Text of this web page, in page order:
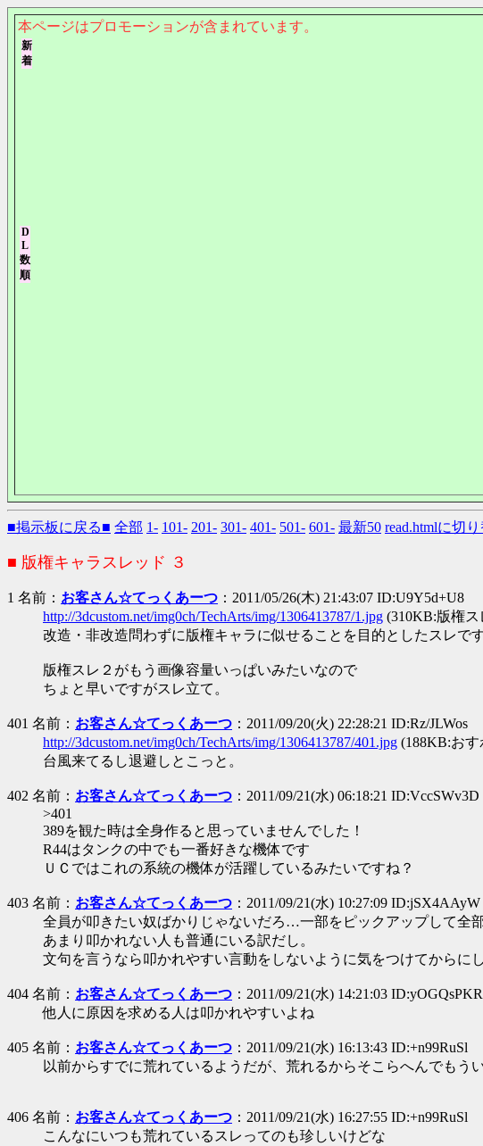
本ページはプロモーションが含まれています。
■掲示板に戻る■ 全部 1- 101- 201- 301- 401- 501- 601- 最新50 read.htmlに切
■ 版権キャラスレッド ３
1 名前： お客さん☆てっくあーつ ：2011/05/26(木) 21:43:07 ID:U9Y5d+U8
http://3dcustom.net/img0ch/TechArts/img/1306413787/1.jpg (310KB:版権ス
改造・非改造問わずに版権キャラに似せることを目的としたスレで
版権スレ２がもう画像容量いっぱいみたいなので
ちょと早いですがスレ立て。
401 名前： お客さん☆てっくあーつ ：2011/09/20(火) 22:28:21 ID:Rz/JLWos
http://3dcustom.net/img0ch/TechArts/img/1306413787/401.jpg (188KB:お
台風来てるし退避しとこっと。
402 名前： お客さん☆てっくあーつ ：2011/09/21(水) 06:18:21 ID:VccSWv3D
>401
389を観た時は全身作ると思っていませんでした！
R44はタンクの中でも一番好きな機体です
ＵＣではこれの系統の機体が活躍しているみたいですね？
403 名前： お客さん☆てっくあーつ ：2011/09/21(水) 10:27:09 ID:jSX4AAyW
全員が叩きたい奴ばかりじゃないだろ…一部をピックアップして全
あまり叩かれない人も普通にいる訳だし。
文句を言うなら叩かれやすい言動をしないように気をつけてからに
404 名前： お客さん☆てっくあーつ ：2011/09/21(水) 14:21:03 ID:yOGQsPKR
他人に原因を求める人は叩かれやすいよね
405 名前： お客さん☆てっくあーつ ：2011/09/21(水) 16:13:43 ID:+n99RuSl
以前からすでに荒れているようだが、荒れるからそこらへんでもう
406 名前： お客さん☆てっくあーつ ：2011/09/21(水) 16:27:55 ID:+n99RuSl
こんなにいつも荒れているスレってのも珍しいけどな